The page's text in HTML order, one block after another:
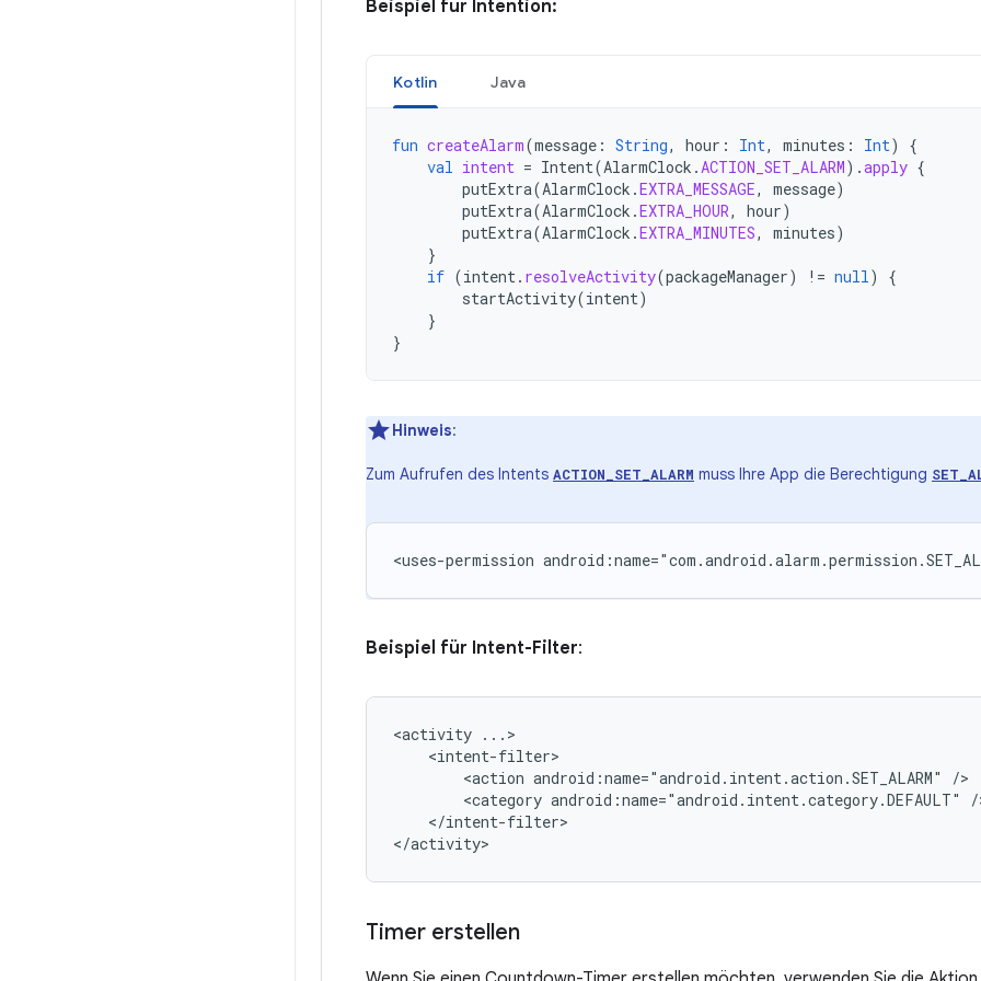
Beispiel für Intention:
Kotlin Java
fun createAlarm(message : String, hour : Int, minutes : Int)
{
val intent = Intent(AlarmClock .ACTION_SET_ALARM).apply {
putExtra(AlarmClock .EXTRA_MESSAGE, message)
putExtra(AlarmClock .EXTRA_HOUR, hour)
putExtra(AlarmClock .EXTRA_MINUTES, minutes)
}
if (intent. resolveActivity(packageManager) != null)
{
startActivity(intent)
}
}
Hinweis:
Zum Aufrufen des Intents ACTION_SET_ALARM muss Ihre App die Berechtigung
<uses-permission
Beispiel für Intent-Filter:
<activity
<action android:name="android.intent.action.SET_ALARM"
<category android:name="android.intent.category.DEFAULT"
</intent-filter>
</activity>
Timer erstellen